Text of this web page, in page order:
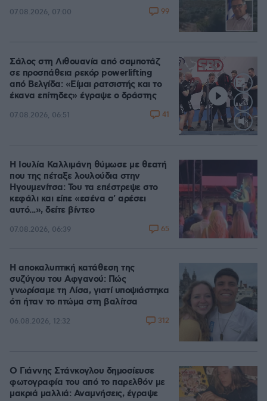
07.08.2026, 07:00 99
Loaded
Σάλος στη Λιθουανία από σαμποτάζ
σε προσπάθεια ρεκόρ powerlifting
από Βελγίδα: «Είμαι ρατσιστής και το
έκανα επίτηδες» έγραψε ο δράστης
07.08.2026, 06:51 41
Η Ιουλία Καλλιμάνη θύμωσε με θεατή
που της πέταξε λουλούδια στην
Ηγουμενίτσα: Του τα επέστρεψε στο
κεφάλι και είπε «εσένα σ' αρέσει
αυτό...», δείτε βίντεο
07.08.2026, 06:39 65
Η αποκαλυπτική κατάθεση της
συζύγου του Αφγανού: Πώς
γνωρίσαμε τη Λίσα, γιατί υποψιάστηκα
ότι ήταν το πτώμα στη βαλίτσα
06.08.2026, 12:32 312
Ο Γιάννης Στάνκογλου δημοσίευσε
φωτογραφία του από το παρελθόν με
μακριά μαλλιά: Αναμνήσεις, έγραψε